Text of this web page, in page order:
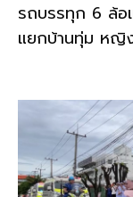
รถบรรทุก 6 ล้
แยกบ้านทุ่ม หญิ